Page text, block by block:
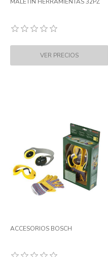
ACCESORIOS BOSCH